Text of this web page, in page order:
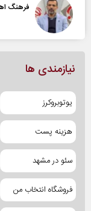
فرهنگ
نیازمندی ها
یوتوبروکرز
هزینه پست
سئو در مشهد
فروشگاه انتخاب من